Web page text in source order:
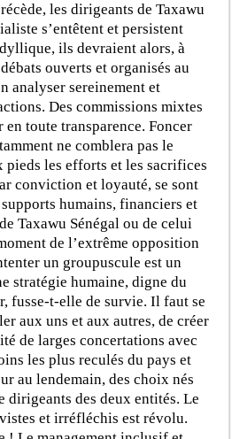
les dirigeants de Taxawu
s’entêtent et persistent
ils devraient alors, à
ouverts et organisés au
analyser sereinement et
Des commissions mixtes
en toute transparence. Foncer
ne comblera pas le
pieds les efforts et les sacrifices
conviction et loyauté, se sont
humains, financiers et
Taxawu Sénégal ou de celui
de l’extrême opposition
un groupuscule est un
stratégie humaine, digne du
fusse-t-elle de survie. Il faut se
aux uns et aux autres, de créer
de larges concertations avec
les plus reculés du pays et
au lendemain, des choix nés
dirigeants des deux entités. Le
et irréfléchis est révolu.